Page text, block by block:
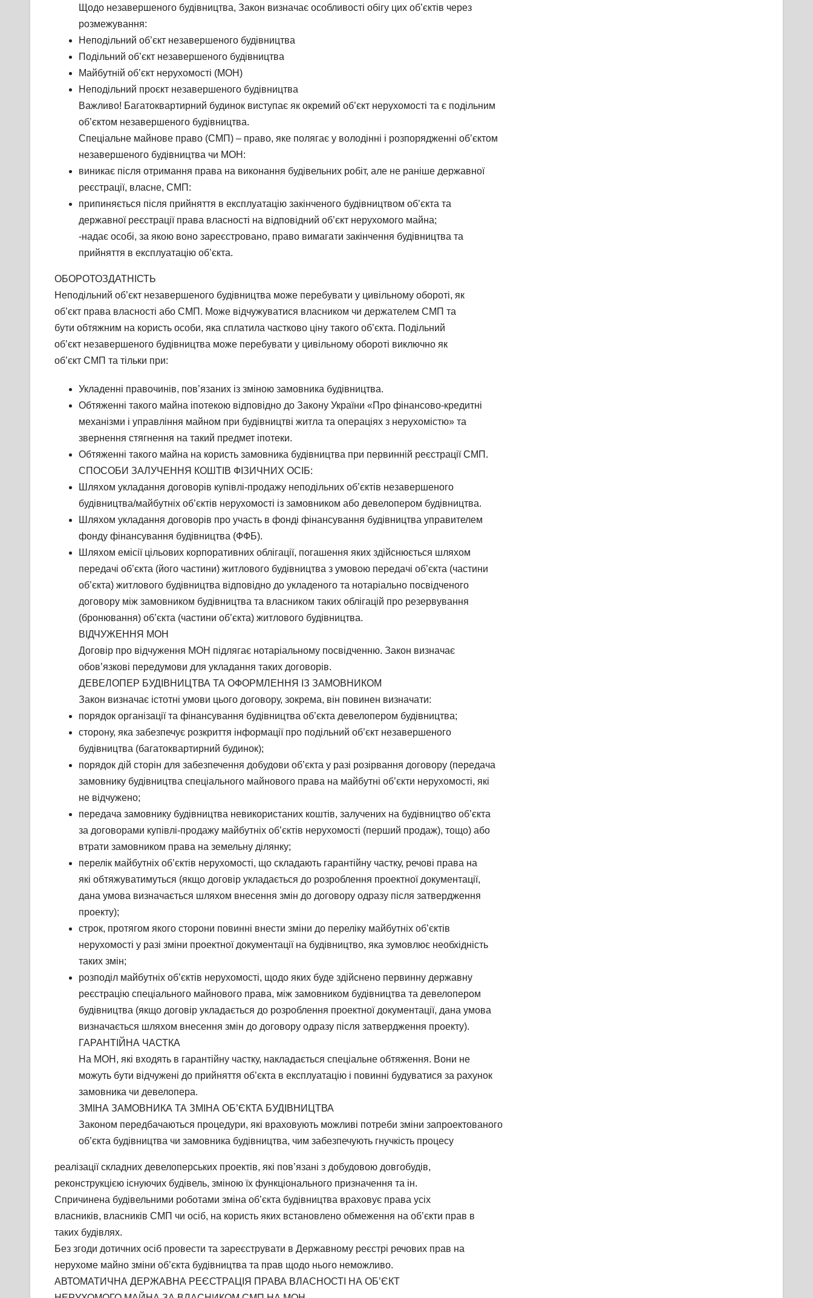
Щодо незавершеного будівництва, Закон визначає особливості обігу цих об’єктів через
розмежування:
Неподільний об’єкт незавершеного будівництва
Подільний об’єкт незавершеного будівництва
Майбутній об’єкт нерухомості (МОН)
Неподільний проєкт незавершеного будівництва
Важливо! Багатоквартирний будинок виступає як окремий об’єкт нерухомості та є подільним
об’єктом незавершеного будівництва.
Спеціальне майнове право (СМП) – право, яке полягає у володінні і розпорядженні об’єктом
незавершеного будівництва чи МОН:
виникає після отримання права на виконання будівельних робіт, але не раніше державної
реєстрації, власне, СМП:
припиняється після прийняття в експлуатацію закінченого будівництвом об’єкта та
державної реєстрації права власності на відповідний об’єкт нерухомого майна;
-надає особі, за якою воно зареєстровано, право вимагати закінчення будівництва та
прийняття в експлуатацію об’єкта.
ОБОРОТОЗДАТНІСТЬ
Неподільний об’єкт незавершеного будівництва може перебувати у цивільному обороті, як
об’єкт права власності або СМП. Може відчужуватися власником чи держателем СМП та
бути обтяжним на користь особи, яка сплатила частково ціну такого об’єкта. Подільний
об’єкт незавершеного будівництва може перебувати у цивільному обороті виключно як
об’єкт СМП та тільки при:
Укладенні правочинів, пов’язаних із зміною замовника будівництва.
Обтяженні такого майна іпотекою відповідно до Закону України «Про фінансово-кредитні
механізми і управління майном при будівництві житла та операціях з нерухомістю» та
звернення стягнення на такий предмет іпотеки.
Обтяженні такого майна на користь замовника будівництва при первинній реєстрації СМП.
СПОСОБИ ЗАЛУЧЕННЯ КОШТІВ ФІЗИЧНИХ ОСІБ:
Шляхом укладання договорів купівлі-продажу неподільних об’єктів незавершеного
будівництва/майбутніх об’єктів нерухомості із замовником або девелопером будівництва.
Шляхом укладання договорів про участь в фонді фінансування будівництва управителем
фонду фінансування будівництва (ФФБ).
Шляхом емісії цільових корпоративних облігації, погашення яких здійснюється шляхом
передачі об’єкта (його частини) житлового будівництва з умовою передачі об’єкта (частини
об’єкта) житлового будівництва відповідно до укладеного та нотаріально посвідченого
договору між замовником будівництва та власником таких облігацій про резервування
(бронювання) об’єкта (частини об’єкта) житлового будівництва.
ВІДЧУЖЕННЯ МОН
Договір про відчуження МОН підлягає нотаріальному посвідченню. Закон визначає
обов’язкові передумови для укладання таких договорів.
ДЕВЕЛОПЕР БУДІВНИЦТВА ТА ОФОРМЛЕННЯ ІЗ ЗАМОВНИКОМ
Закон визначає істотні умови цього договору, зокрема, він повинен визначати:
порядок організації та фінансування будівництва об’єкта девелопером будівництва;
сторону, яка забезпечує розкриття інформації про подільний об’єкт незавершеного
будівництва (багатоквартирний будинок);
порядок дій сторін для забезпечення добудови об’єкта у разі розірвання договору (передача
замовнику будівництва спеціального майнового права на майбутні об’єкти нерухомості, які
не відчужено;
передача замовнику будівництва невикористаних коштів, залучених на будівництво об’єкта
за договорами купівлі-продажу майбутніх об’єктів нерухомості (перший продаж), тощо) або
втрати замовником права на земельну ділянку;
перелік майбутніх об’єктів нерухомості, що складають гарантійну частку, речові права на
які обтяжуватимуться (якщо договір укладається до розроблення проектної документації,
дана умова визначається шляхом внесення змін до договору одразу після затвердження
проекту);
строк, протягом якого сторони повинні внести зміни до переліку майбутніх об’єктів
нерухомості у разі зміни проектної документації на будівництво, яка зумовлює необхідність
таких змін;
розподіл майбутніх об’єктів нерухомості, щодо яких буде здійснено первинну державну
реєстрацію спеціального майнового права, між замовником будівництва та девелопером
будівництва (якщо договір укладається до розроблення проектної документації, дана умова
визначається шляхом внесення змін до договору одразу після затвердження проекту).
ГАРАНТІЙНА ЧАСТКА
На МОН, які входять в гарантійну частку, накладається спеціальне обтяження. Вони не
можуть бути відчужені до прийняття об’єкта в експлуатацію і повинні будуватися за рахунок
замовника чи девелопера.
ЗМІНА ЗАМОВНИКА ТА ЗМІНА ОБ’ЄКТА БУДІВНИЦТВА
Законом передбачаються процедури, які враховують можливі потреби зміни запроектованого
об’єкта будівництва чи замовника будівництва, чим забезпечують гнучкість процесу
реалізації складних девелоперських проектів, які пов’язані з добудовою довгобудів,
реконструкцією існуючих будівель, зміною їх функціонального призначення та ін.
Спричинена будівельними роботами зміна об’єкта будівництва враховує права усіх
власників, власників СМП чи осіб, на користь яких встановлено обмеження на об’єкти прав в
таких будівлях.
Без згоди дотичних осіб провести та зареєструвати в Державному реєстрі речових прав на
нерухоме майно зміни об’єкта будівництва та прав щодо нього неможливо.
АВТОМАТИЧНА ДЕРЖАВНА РЕЄСТРАЦІЯ ПРАВА ВЛАСНОСТІ НА ОБ’ЄКТ